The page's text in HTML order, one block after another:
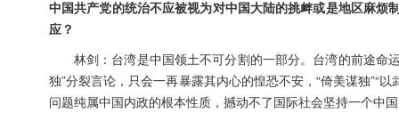
中国共产党的统治不应被视为对中国大陆的挑衅或是地区麻
应？
林剑：台湾是中国领土不可分割的一部分。台湾的前途命
独”分裂言论，只会一再暴露其内心的惶恐不安，“倚美谋独”“
问题纯属中国内政的根本性质，撼动不了国际社会坚持一个中